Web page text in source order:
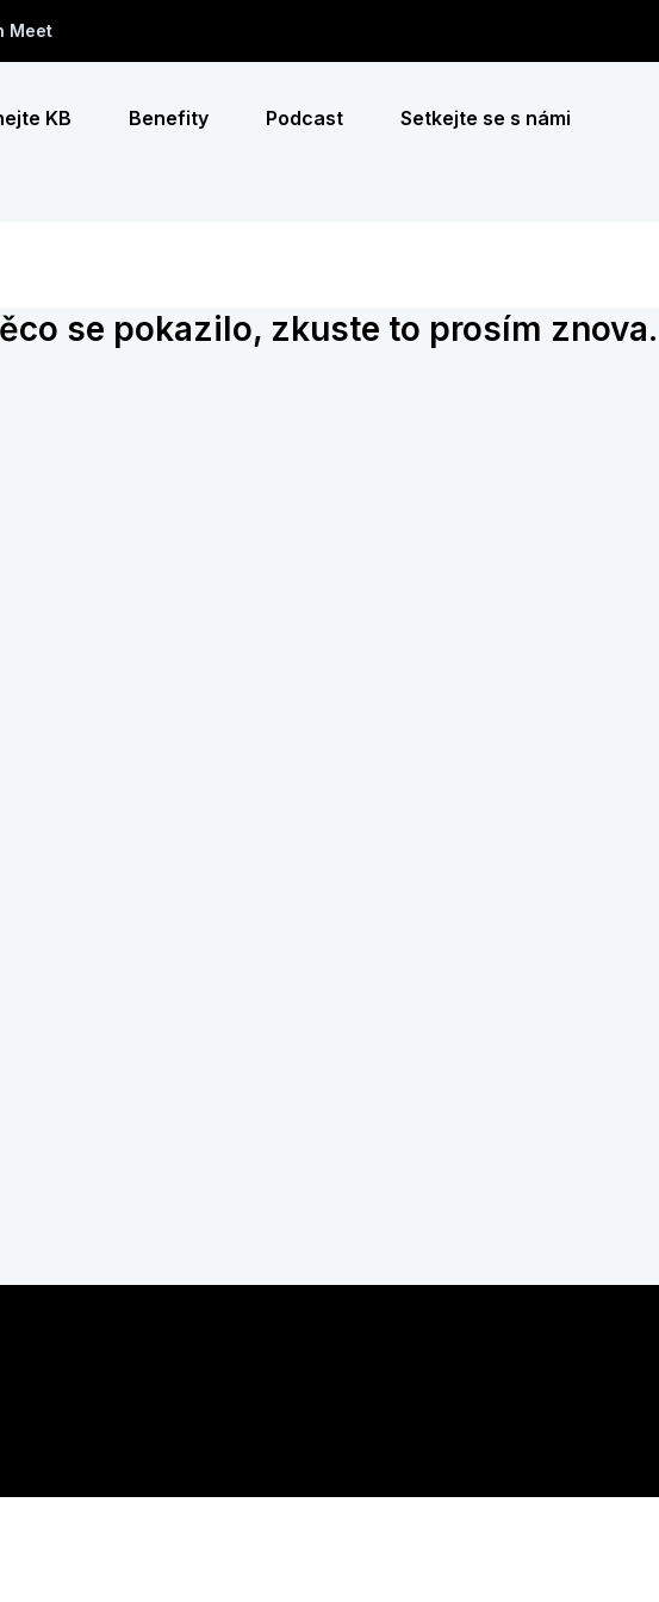
Meet
KB Benefity Podcast Setkejte se s námi
se pokazilo, zkuste to prosím znova.